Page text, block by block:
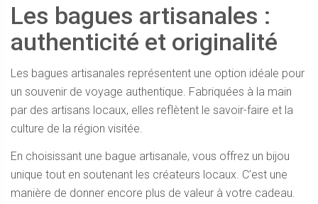
Les bagues artisanales :
authenticité et originalité
Les bagues artisanales représentent une option idéale pour
un souvenir de voyage authentique. Fabriquées à la main
par des artisans locaux, elles reflètent le savoir-faire et la
culture de la région visitée.
En choisissant une bague artisanale, vous offrez un bijou
unique tout en soutenant les créateurs locaux. C’est une
manière de donner encore plus de valeur à votre cadeau.